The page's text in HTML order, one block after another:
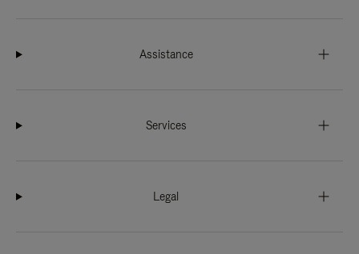
Assistance
Services
Legal